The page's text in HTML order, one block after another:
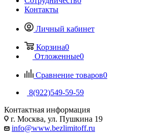
Контакты
Личный кабинет
Корзина0
Отложенные0
Сравнение товаров0
8(922)549-59-59
Контактная информация
г. Москва, ул. Пушкина 19
info@www.bezlimitoff.ru